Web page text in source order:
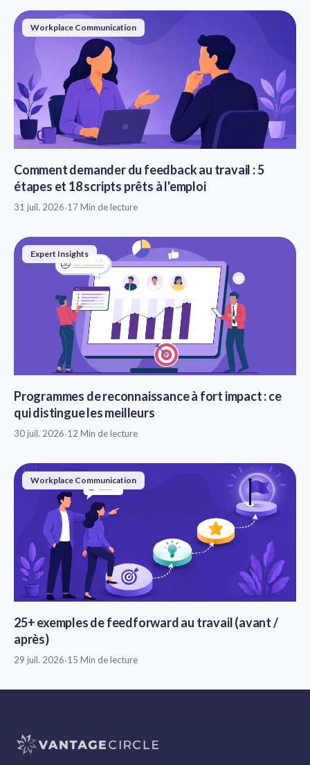
Workplace Communication
Comment demander du feedback au travail : 5
étapes et 18 scripts prêts à l'emploi
31 juil. 2026·17 Min de lecture
Expert Insights
Programmes de reconnaissance à fort impact : ce
qui distingue les meilleurs
30 juil. 2026·12 Min de lecture
Workplace Communication
25+ exemples de feedforward au travail (avant /
après)
29 juil. 2026·15 Min de lecture